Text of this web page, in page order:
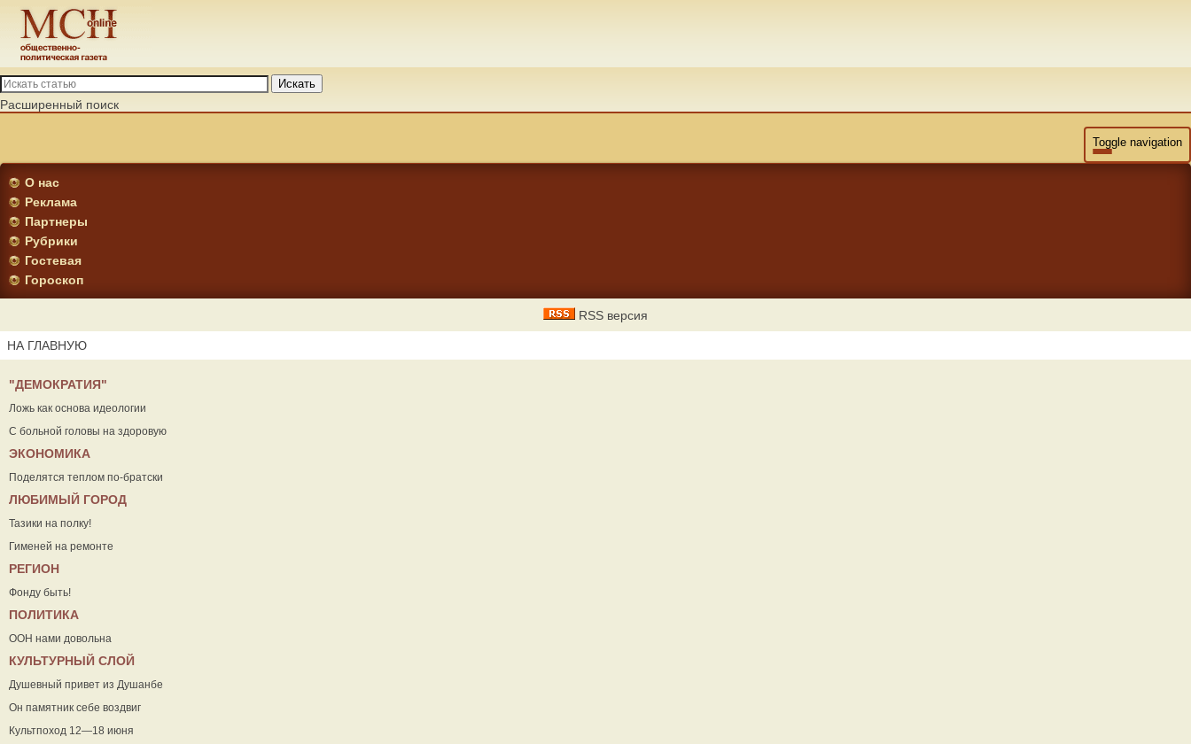
Искать
Расширенный поиск
Toggle navigation
О нас
Реклама
Партнеры
Рубрики
Гостевая
Гороскоп
RSS версия
НА ГЛАВНУЮ
"ДЕМОКРАТИЯ"
Ложь как основа идеологии
С больной головы на здоровую
ЭКОНОМИКА
Поделятся теплом по-братски
ЛЮБИМЫЙ ГОРОД
Тазики на полку!
Гименей на ремонте
РЕГИОН
Фонду быть!
ПОЛИТИКА
ООН нами довольна
КУЛЬТУРНЫЙ СЛОЙ
Душевный привет из Душанбе
Он памятник себе воздвиг
Культпоход 12—18 июня